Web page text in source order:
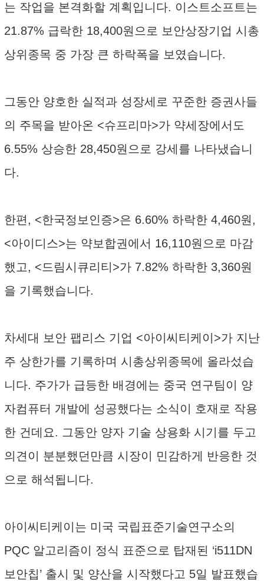
는 작업을 본격화할 계획입니다. 이스트소프트는
21.87% 급락한 18,400원으로 보안상장기업 시총
상위종목 중 가장 큰 하락폭을 보였습니다.
그동안 양호한 실적과 성장세로 꾸준한 증권사들
의 주목을 받아온 <슈프리마>가 약세장에서도
6.55% 상승한 28,450원으로 강세를 나타냈습니
다.
한편, <한국정보인증>은 6.60% 하락한 4,460원,
<아이디스>는 약보합권에서 16,110원으로 마감
했고, <드림시큐리티>가 7.82% 하락한 3,360원
을 기록했습니다.
차세대 보안 팹리스 기업 <아이씨티케이>가 지난
주 상한가를 기록하며 시총상위종목에 올라섰습
니다. 주가가 급등한 배경에는 중국 연구팀이 양
자컴퓨터 개발에 성공했다는 소식이 호재로 작용
한 건데요. 그동안 양자 기술 상용화 시기를 두고
의견이 분분했던만큼 시장이 민감하게 반응한 것
으로 해석됩니다.
아이씨티케이는 미국 국립표준기술연구소의
PQC 알고리즘이 정식 표준으로 탑재된 ‘i511DN
보안칩’ 출시 및 양산을 시작했다고 5일 발표했습